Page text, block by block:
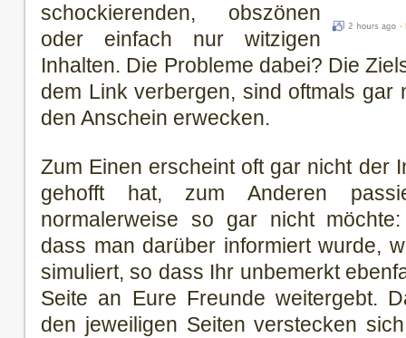
schockierenden, obszönen
oder einfach nur witzigen
Inhalten. Die Probleme dabei? Die
dem Link verbergen, sind oftmals gar
den Anschein erwecken.
Zum Einen erscheint oft gar nicht der
gehofft hat, zum Anderen
normalerweise so gar nicht
dass man darüber informiert wurde,
simuliert, so dass Ihr unbemerkt
Seite an Eure Freunde weitergebt.
den jeweiligen Seiten verstecken